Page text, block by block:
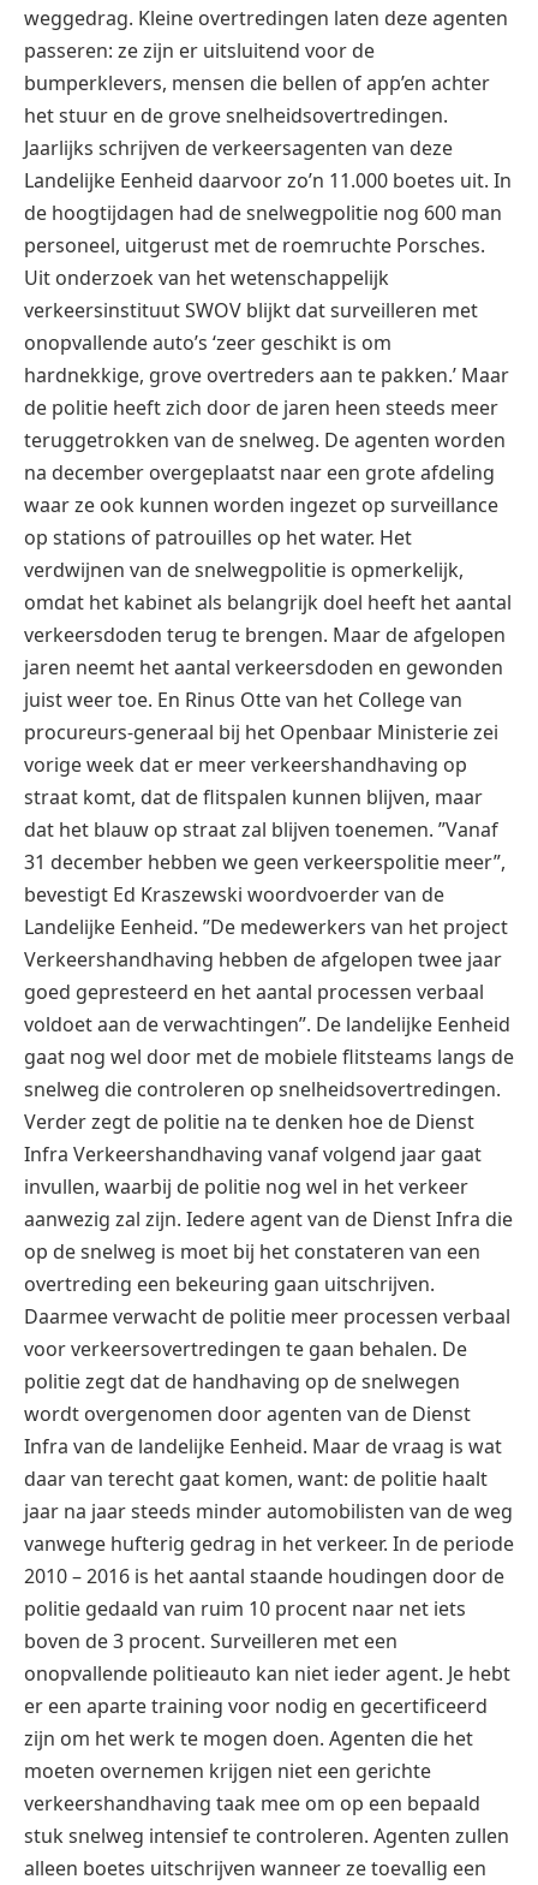
weggedrag. Kleine overtredingen laten deze agenten
passeren: ze zijn er uitsluitend voor de
bumperklevers, mensen die bellen of app’en achter
het stuur en de grove snelheidsovertredingen.
Jaarlijks schrijven de verkeersagenten van deze
Landelijke Eenheid daarvoor zo’n 11.000 boetes uit. In
de hoogtijdagen had de snelwegpolitie nog 600 man
personeel, uitgerust met de roemruchte Porsches.
Uit onderzoek van het wetenschappelijk
verkeersinstituut SWOV blijkt dat surveilleren met
onopvallende auto’s ‘zeer geschikt is om
hardnekkige, grove overtreders aan te pakken.’ Maar
de politie heeft zich door de jaren heen steeds meer
teruggetrokken van de snelweg. De agenten worden
na december overgeplaatst naar een grote afdeling
waar ze ook kunnen worden ingezet op surveillance
op stations of patrouilles op het water. Het
verdwijnen van de snelwegpolitie is opmerkelijk,
omdat het kabinet als belangrijk doel heeft het aantal
verkeersdoden terug te brengen. Maar de afgelopen
jaren neemt het aantal verkeersdoden en gewonden
juist weer toe. En Rinus Otte van het College van
procureurs-generaal bij het Openbaar Ministerie zei
vorige week dat er meer verkeershandhaving op
straat komt, dat de flitspalen kunnen blijven, maar
dat het blauw op straat zal blijven toenemen. ”Vanaf
31 december hebben we geen verkeerspolitie meer”,
bevestigt Ed Kraszewski woordvoerder van de
Landelijke Eenheid. ”De medewerkers van het project
Verkeershandhaving hebben de afgelopen twee jaar
goed gepresteerd en het aantal processen verbaal
voldoet aan de verwachtingen”. De landelijke Eenheid
gaat nog wel door met de mobiele flitsteams langs de
snelweg die controleren op snelheidsovertredingen.
Verder zegt de politie na te denken hoe de Dienst
Infra Verkeershandhaving vanaf volgend jaar gaat
invullen, waarbij de politie nog wel in het verkeer
aanwezig zal zijn. Iedere agent van de Dienst Infra die
op de snelweg is moet bij het constateren van een
overtreding een bekeuring gaan uitschrijven.
Daarmee verwacht de politie meer processen verbaal
voor verkeersovertredingen te gaan behalen. De
politie zegt dat de handhaving op de snelwegen
wordt overgenomen door agenten van de Dienst
Infra van de landelijke Eenheid. Maar de vraag is wat
daar van terecht gaat komen, want: de politie haalt
jaar na jaar steeds minder automobilisten van de weg
vanwege hufterig gedrag in het verkeer. In de periode
2010 – 2016 is het aantal staande houdingen door de
politie gedaald van ruim 10 procent naar net iets
boven de 3 procent. Surveilleren met een
onopvallende politieauto kan niet ieder agent. Je hebt
er een aparte training voor nodig en gecertificeerd
zijn om het werk te mogen doen. Agenten die het
moeten overnemen krijgen niet een gerichte
verkeershandhaving taak mee om op een bepaald
stuk snelweg intensief te controleren. Agenten zullen
alleen boetes uitschrijven wanneer ze toevallig een